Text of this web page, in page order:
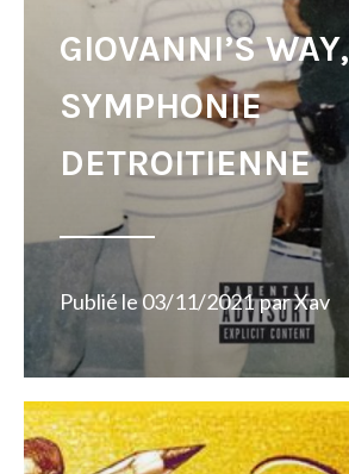
GIOVANNI’S WAY,
SYMPHONIE
DETROITIENNE
Publié le03/11/2021 parXav